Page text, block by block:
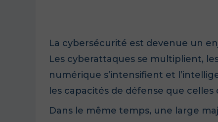
La cybersécurité est devenue un
Les cyberattaques se multiplient,
numérique s’intensifient et
les capacités de défense que celles
Dans le même temps, une large